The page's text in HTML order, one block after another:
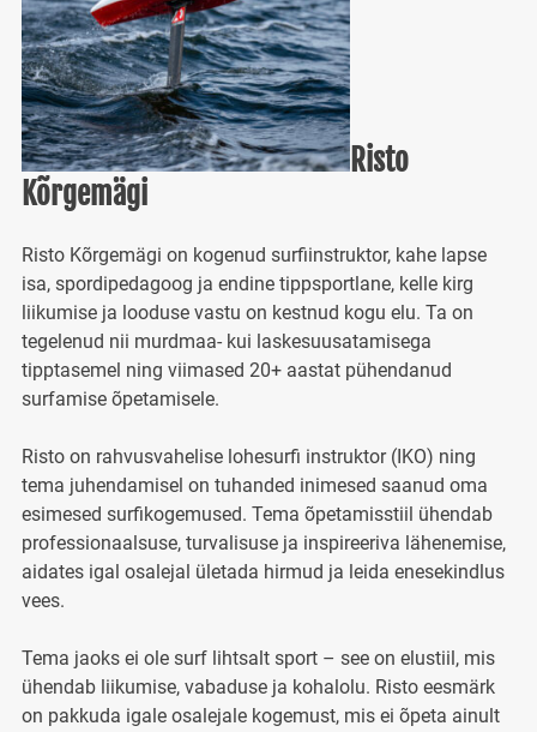
Risto
Kõrgemägi
Risto Kõrgemägi on kogenud surfiinstruktor, kahe lapse
isa, spordipedagoog ja endine tippsportlane, kelle kirg
liikumise ja looduse vastu on kestnud kogu elu. Ta on
tegelenud nii murdmaa- kui laskesuusatamisega
tipptasemel ning viimased 20+ aastat pühendanud
surfamise õpetamisele.
Risto on rahvusvahelise lohesurfi instruktor (IKO) ning
tema juhendamisel on tuhanded inimesed saanud oma
esimesed surfikogemused. Tema õpetamisstiil ühendab
professionaalsuse, turvalisuse ja inspireeriva lähenemise,
aidates igal osalejal ületada hirmud ja leida enesekindlus
vees.
Tema jaoks ei ole surf lihtsalt sport – see on elustiil, mis
ühendab liikumise, vabaduse ja kohalolu. Risto eesmärk
on pakkuda igale osalejale kogemust, mis ei õpeta ainult